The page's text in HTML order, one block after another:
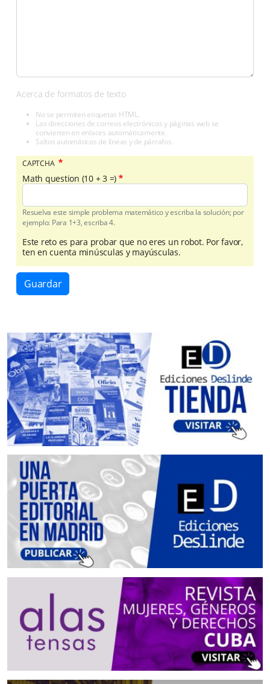
Acerca de formatos de texto
No se permiten etiquetas HTML.
Las direcciones de correos electrónicos y páginas web se
convierten en enlaces automáticamente.
Saltos automáticos de líneas y de párrafos.
CAPTCHA
Math question (10 + 3 =)
Resuelva este simple problema matemático y escriba la solución; por
ejemplo: Para 1+3, escriba 4.
Este reto es para probar que no eres un robot. Por favor,
ten en cuenta minúsculas y mayúsculas.
Guardar